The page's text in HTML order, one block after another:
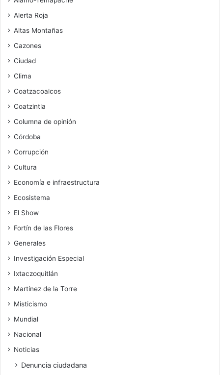
Alerta Roja
Altas Montañas
Cazones
Ciudad
Clima
Coatzacoalcos
Coatzintla
Columna de opinión
Córdoba
Corrupción
Cultura
Economía e infraestructura
Ecosistema
El Show
Fortín de las Flores
Generales
Investigación Especial
Ixtaczoquitlán
Martínez de la Torre
Misticismo
Mundial
Nacional
Noticias
Denuncia ciudadana